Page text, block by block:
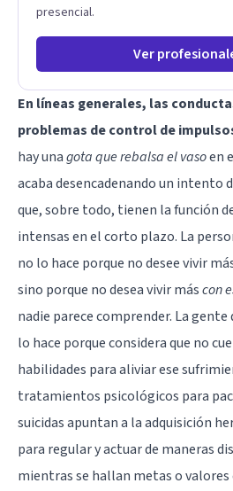
agenda tu sesión y empecemos a
presencial.
Ver
En líneas generales, las
problemas de control de
hay unagota que rebalsa el vasoen
acaba desencadenando un intento
que, sobre todo, tienen la función
intensas en el corto plazo. La
no lo hace porque no desee vivir
sino porque no desea vivir máscon
nadie parece comprender. La gente
lo hace porque considera que no
habilidades para aliviar ese
tratamientos psicológicos para
suicidas apuntan a la adquisición
para regular y actuar de maneras
mientras se hallan metas o valores